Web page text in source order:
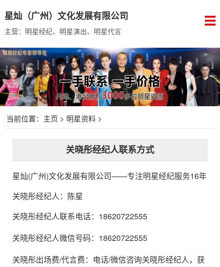
星灿（广州）文化发展有限公司
主营：明星经纪、明星演出、明星代言
当前位置： 主页 > 明星资料>
关晓彤经纪人联系方式
星灿(广州)文化发展有限公司——专注明星经纪服务16年
关晓彤经纪人： 陈星
关晓彤经纪人联系电话：18620722555
关晓彤经纪人微信号码：18620722555
关晓彤出场费/代言费：电话/微信咨询关晓彤经纪人，获